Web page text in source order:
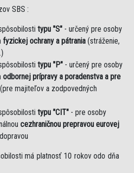
SBS :
typu "S" - určený pre osoby
fyzickej ochrany a pátrania (stráženie,
typu "P" - určený pre osoby
odbornej prípravy a poradenstva a pre
(pre majiteľov a zodpovedných
typu "CIT" - pre osoby
cezhraničnou prepravou eurovej
má platnosť 10 rokov odo dňa